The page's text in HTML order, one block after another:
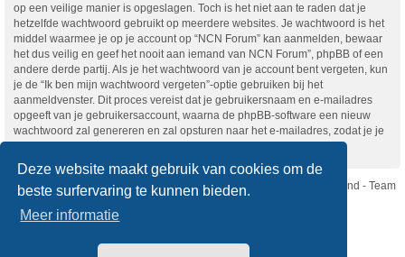
Deze website maakt gebruik van cookies om de
beste surfervaring te kunnen bieden.
Meer informatie
op een veilige manier is opgeslagen. Toch is het niet aan te raden dat je
hetzelfde wachtwoord gebruikt op meerdere websites. Je wachtwoord is het
middel waarmee je op je account op “NCN Forum” kan aanmelden, bewaar
het dus veilig en geef het nooit aan iemand van NCN Forum”, phpBB of een
andere derde partij. Als je het wachtwoord van je account bent vergeten, kun
je de “Ik ben mijn wachtwoord vergeten”-optie gebruiken bij het
aanmeldvenster. Dit proces vereist dat je gebruikersnaam en e-mailadres
opgeeft van je gebruikersaccount, waarna de phpBB-software een nieuw
wachtwoord zal genereren en zal opsturen naar het e-mailadres, zodat je je
opnieuw kunt aanmelden.
Nikon Club Nederland - Team
Forum
Copyright © Nikon Club Nederland 2023